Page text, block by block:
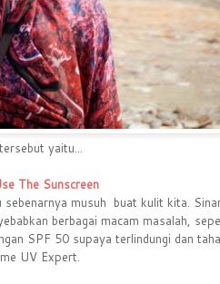
yaitu...
The Sunscreen
musuh buat kulit kita.
berbagai macam masalah,
SPF 50 supaya terlindungi dan
UV Expert.